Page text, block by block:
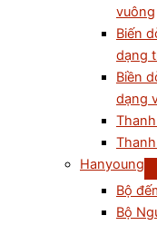
vuông
Biến
dạng
Biền
dạng
Hanyoung
Bộ
Bộ